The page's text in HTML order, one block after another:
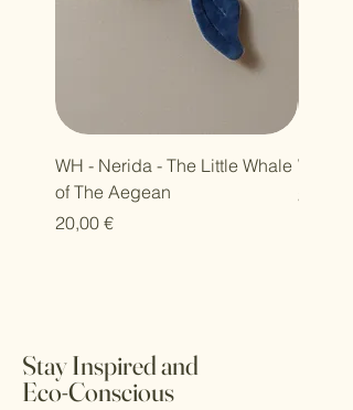
WH - Nerida - The Little Whale
of The Aegean
Τιμή
20,00 €
WH -
Τιμή
30,00 €
Stay Inspired and
Eco-Conscious